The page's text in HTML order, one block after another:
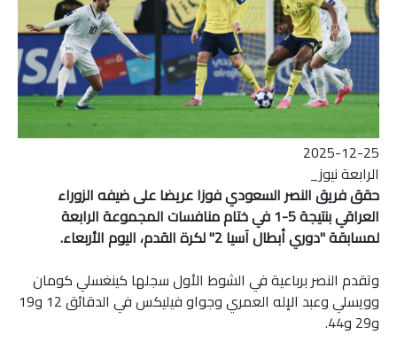
2025-12-25
الرابعة نيوز_
حقق فريق النصر السعودي فوزا عريضا على ضيفه الزوراء
العراقي بنتيجة 5-1 في ختام منافسات المجموعة الرابعة
لمسابقة "دوري أبطال آسيا 2" لكرة القدم، اليوم الأربعاء.
وتقدم النصر برباعية في الشوط الأول سجلها كينغسلي كومان
وويسلي وعبد الإله العمري وجواو فيليكس في الدقائق 12 و19
و29 و44.